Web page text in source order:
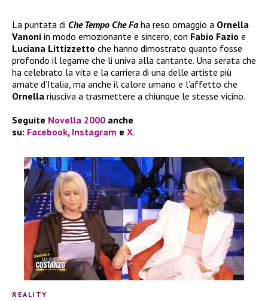
La puntata di Che Tempo Che Fa ha reso omaggio a Ornella
Vanoni in modo emozionante e sincero, con Fabio Fazio e
Luciana Littizzetto che hanno dimostrato quanto fosse
profondo il legame che li univa alla cantante. Una serata che
ha celebrato la vita e la carriera di una delle artiste più
amate d’Italia, ma anche il calore umano e l’affetto che
Ornella riusciva a trasmettere a chiunque le stesse vicino.
Seguite Novella 2000 anche
su: Facebook, Instagram e X.
REALITY